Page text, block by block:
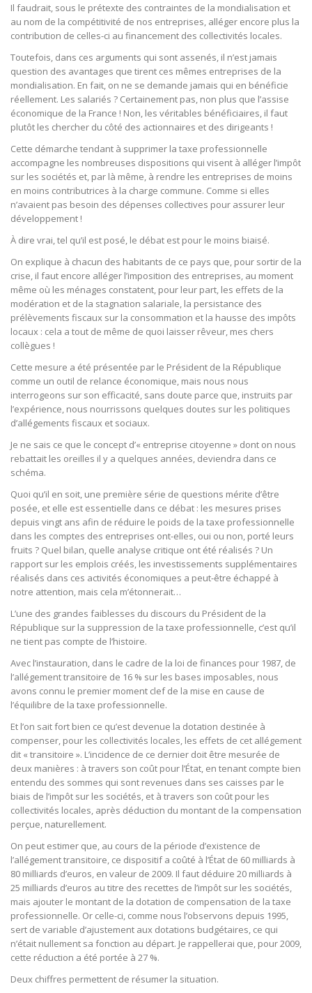
Il faudrait, sous le prétexte des contraintes de la mondialisation et
au nom de la compétitivité de nos entreprises, alléger encore plus la
contribution de celles-ci au financement des collectivités locales.
Toutefois, dans ces arguments qui sont assenés, il n’est jamais
question des avantages que tirent ces mêmes entreprises de la
mondialisation. En fait, on ne se demande jamais qui en bénéficie
réellement. Les salariés ? Certainement pas, non plus que l’assise
économique de la France ! Non, les véritables bénéficiaires, il faut
plutôt les chercher du côté des actionnaires et des dirigeants !
Cette démarche tendant à supprimer la taxe professionnelle
accompagne les nombreuses dispositions qui visent à alléger l’impôt
sur les sociétés et, par là même, à rendre les entreprises de moins
en moins contributrices à la charge commune. Comme si elles
n’avaient pas besoin des dépenses collectives pour assurer leur
développement !
À dire vrai, tel qu’il est posé, le débat est pour le moins biaisé.
On explique à chacun des habitants de ce pays que, pour sortir de la
crise, il faut encore alléger l’imposition des entreprises, au moment
même où les ménages constatent, pour leur part, les effets de la
modération et de la stagnation salariale, la persistance des
prélèvements fiscaux sur la consommation et la hausse des impôts
locaux : cela a tout de même de quoi laisser rêveur, mes chers
collègues !
Cette mesure a été présentée par le Président de la République
comme un outil de relance économique, mais nous nous
interrogeons sur son efficacité, sans doute parce que, instruits par
l’expérience, nous nourrissons quelques doutes sur les politiques
d’allégements fiscaux et sociaux.
Je ne sais ce que le concept d’« entreprise citoyenne » dont on nous
rebattait les oreilles il y a quelques années, deviendra dans ce
schéma.
Quoi qu’il en soit, une première série de questions mérite d’être
posée, et elle est essentielle dans ce débat : les mesures prises
depuis vingt ans afin de réduire le poids de la taxe professionnelle
dans les comptes des entreprises ont-elles, oui ou non, porté leurs
fruits ? Quel bilan, quelle analyse critique ont été réalisés ? Un
rapport sur les emplois créés, les investissements supplémentaires
réalisés dans ces activités économiques a peut-être échappé à
notre attention, mais cela m’étonnerait…
L’une des grandes faiblesses du discours du Président de la
République sur la suppression de la taxe professionnelle, c’est qu’il
ne tient pas compte de l’histoire.
Avec l’instauration, dans le cadre de la loi de finances pour 1987, de
l’allégement transitoire de 16 % sur les bases imposables, nous
avons connu le premier moment clef de la mise en cause de
l’équilibre de la taxe professionnelle.
Et l’on sait fort bien ce qu’est devenue la dotation destinée à
compenser, pour les collectivités locales, les effets de cet allégement
dit « transitoire ». L’incidence de ce dernier doit être mesurée de
deux manières : à travers son coût pour l’État, en tenant compte bien
entendu des sommes qui sont revenues dans ses caisses par le
biais de l’impôt sur les sociétés, et à travers son coût pour les
collectivités locales, après déduction du montant de la compensation
perçue, naturellement.
On peut estimer que, au cours de la période d’existence de
l’allégement transitoire, ce dispositif a coûté à l’État de 60 milliards à
80 milliards d’euros, en valeur de 2009. Il faut déduire 20 milliards à
25 milliards d’euros au titre des recettes de l’impôt sur les sociétés,
mais ajouter le montant de la dotation de compensation de la taxe
professionnelle. Or celle-ci, comme nous l’observons depuis 1995,
sert de variable d’ajustement aux dotations budgétaires, ce qui
n’était nullement sa fonction au départ. Je rappellerai que, pour 2009,
cette réduction a été portée à 27 %.
Deux chiffres permettent de résumer la situation.